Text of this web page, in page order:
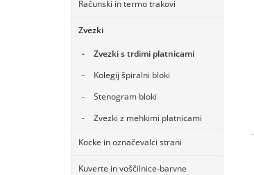
Računski in termo trakovi
Zvezki
Zvezki s trdimi platnicami
Kolegij špiralni bloki
Stenogram bloki
Zvezki z mehkimi platnicami
Kocke in označevalci strani
Kuverte in voščilnice-barvne